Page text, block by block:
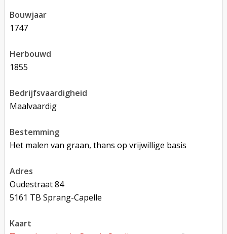
bouwjaar
1747
herbouwd
1855
bedrijfsvaardigheid
Maalvaardig
bestemming
Het malen van graan, thans op vrijwillige basis
adres
Oudestraat 84
5161 TB Sprang-Capelle
kaart